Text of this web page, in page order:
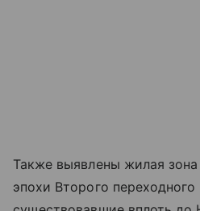
Также выявлены жилая зона
эпохи Второго переходного